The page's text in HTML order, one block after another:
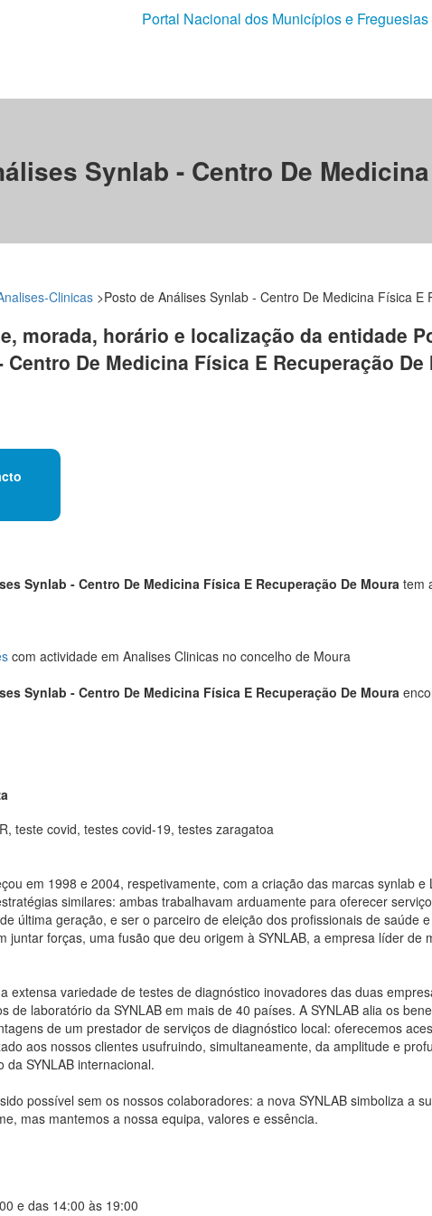
Portal Nacional dos Municípios e Freguesias
Synlab - Centro De
Clinicas >Posto de Análises Synlab - Centro De Medicina Física E
morada, horário e localização da entidade
De Medicina Física E Recuperação De
Synlab - Centro De Medicina Física E Recuperação De Moura tem
com actividade em Analises Clinicas no concelho de Moura
Synlab - Centro De Medicina Física E Recuperação De Moura
teste covid, testes covid-19, testes zaragatoa
em 1998 e 2004, respetivamente, com a criação das marcas synlab e
similares: ambas trabalhavam arduamente para oferecer
última geração, e ser o parceiro de eleição dos profissionais de saúde
juntar forças, uma fusão que deu origem à SYNLAB, a empresa líder de
extensa variedade de testes de diagnóstico inovadores das duas
de laboratório da SYNLAB em mais de 40 países. A SYNLAB alia os
de um prestador de serviços de diagnóstico local: oferecemos
aos nossos clientes usufruindo, simultaneamente, da amplitude e
SYNLAB internacional.
possível sem os nossos colaboradores: a nova SYNLAB simboliza a
mas mantemos a nossa equipa, valores e essência.
e das 14:00 às 19:00